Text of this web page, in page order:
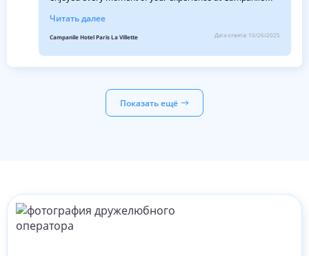
general manager
Читать далее
Campanile Hotel Paris La Villette Дата ответа: 10/26/2025
Показать ещё